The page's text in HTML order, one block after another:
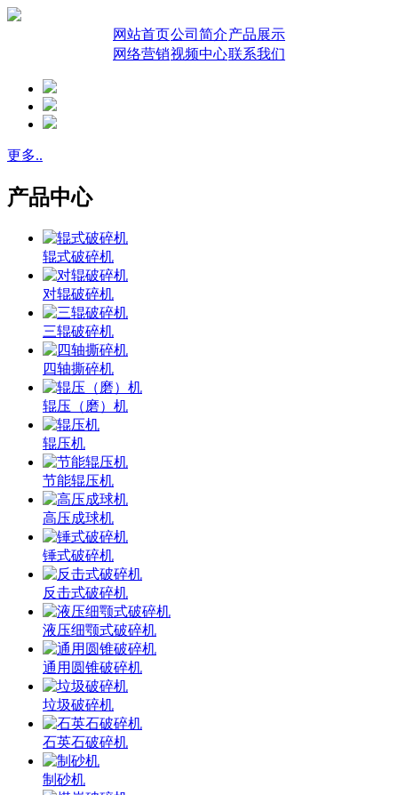
网站首页公司简介产品展示
网络营销视频中心联系我们
更多..
产品中心
辊式破碎机
对辊破碎机
三辊破碎机
四轴撕碎机
辊压（磨）机
辊压机
节能辊压机
高压成球机
锤式破碎机
反击式破碎机
液压细颚式破碎机
通用圆锥破碎机
垃圾破碎机
石英石破碎机
制砂机